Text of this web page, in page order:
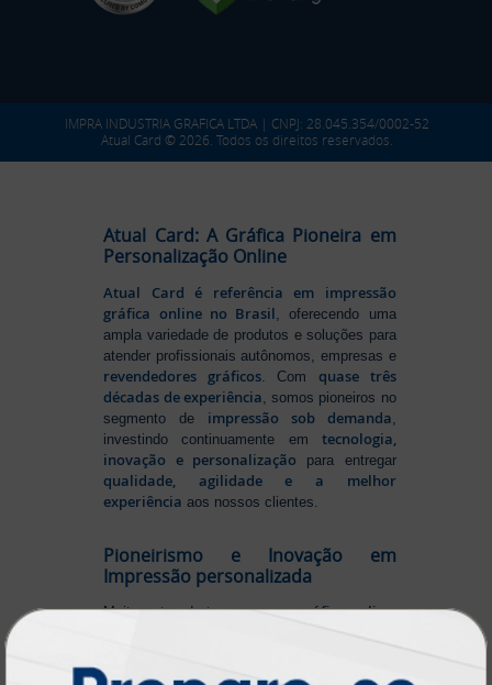
IMPRA INDUSTRIA GRAFICA LTDA | CNPJ: 28.045.354/0002-52
Atual Card © 2026. Todos os direitos reservados.
Atual Card: A Gráfica Pioneira em
Personalização Online
Atual Card é referência em impressão
gráfica online no Brasil , oferecendo uma
ampla variedade de produtos e soluções para
atender profissionais autônomos, empresas e
revendedores gráficos. Comquase três
décadas de experiência , somos pioneiros no
segmento de impressão sob demanda
investindo continuamente em tecnologia,
inovação e personalização para entregar
qualidade, agilidade e a melhor
experiência aos nossos clientes.
Pioneirismo e Inovação em
Impressão personalizada
Muito antes de termos comográfica online,
transformando o mercado gráfico
.